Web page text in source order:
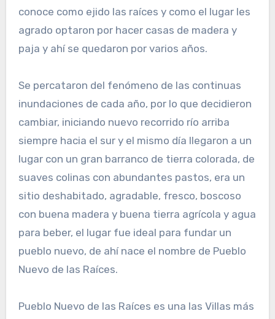
conoce como ejido las raíces y como el lugar les
agrado optaron por hacer casas de madera y
paja y ahí se quedaron por varios años.
Se percataron del fenómeno de las continuas
inundaciones de cada año, por lo que decidieron
cambiar, iniciando nuevo recorrido río arriba
siempre hacia el sur y el mismo día llegaron a un
lugar con un gran barranco de tierra colorada, de
suaves colinas con abundantes pastos, era un
sitio deshabitado, agradable, fresco, boscoso
con buena madera y buena tierra agrícola y agua
para beber, el lugar fue ideal para fundar un
pueblo nuevo, de ahí nace el nombre de Pueblo
Nuevo de las Raíces.
Pueblo Nuevo de las Raíces es una las Villas más